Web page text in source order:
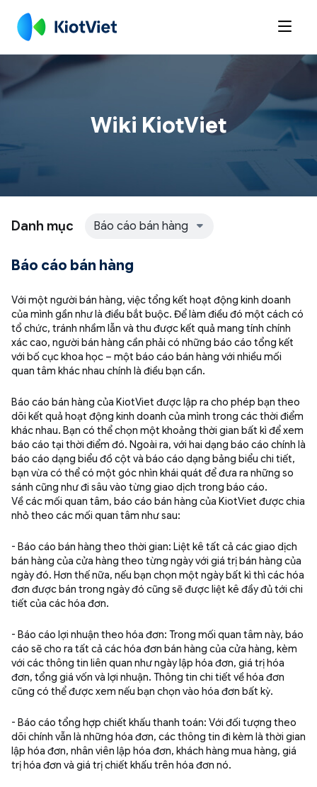

Wiki KiotViet
Danh mục Báo cáo bán hàng
Báo cáo bán hàng
Với một người bán hàng, việc tổng kết hoạt động kinh doanh
của mình gần như là điều bắt buộc. Để làm điều đó một cách có
tổ chức, tránh nhầm lẫn và thu được kết quả mang tính chính
xác cao, người bán hàng cần phải có những báo cáo tổng kết
với bố cục khoa học – một báo cáo bán hàng với nhiều mối
quan tâm khác nhau chính là điều bạn cần.
Báo cáo bán hàng của KiotViet được lập ra cho phép bạn theo
dõi kết quả hoạt động kinh doanh của mình trong các thời điểm
khác nhau. Bạn có thể chọn một khoảng thời gian bất kì để xem
báo cáo tại thời điểm đó. Ngoài ra, với hai dạng báo cáo chính là
báo cáo dạng biểu đồ cột và báo cáo dạng bảng biểu chi tiết,
bạn vừa có thể có một góc nhìn khái quát để đưa ra những so
sánh cũng như đi sâu vào từng giao dịch trong báo cáo.
Về các mối quan tâm, báo cáo bán hàng của KiotViet được chia
nhỏ theo các mối quan tâm như sau:
- Báo cáo bán hàng theo thời gian: Liệt kê tất cả các giao dịch
bán hàng của cửa hàng theo từng ngày với giá trị bán hàng của
ngày đó. Hơn thế nữa, nếu bạn chọn một ngày bất kì thì các hóa
đơn được bán trong ngày đó cũng sẽ được liệt kê đầy đủ tới chi
tiết của các hóa đơn.
- Báo cáo lợi nhuận theo hóa đơn: Trong mối quan tâm này, báo
cáo sẽ cho ra tất cả các hóa đơn bán hàng của cửa hàng, kèm
với các thông tin liên quan như ngày lập hóa đơn, giá trị hóa
đơn, tổng giá vốn và lợi nhuận. Thông tin chi tiết về hóa đơn
cũng có thể được xem nếu bạn chọn vào hóa đơn bất kỳ.
- Báo cáo tổng hợp chiết khấu thanh toán: Với đối tượng theo
dõi chính vẫn là những hóa đơn, các thông tin đi kèm là thời gian
lập hóa đơn, nhân viên lập hóa đơn, khách hàng mua hàng, giá
trị hóa đơn và giá trị chiết khấu trên hóa đơn nó.